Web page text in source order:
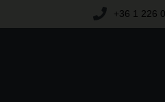
+36 1 226